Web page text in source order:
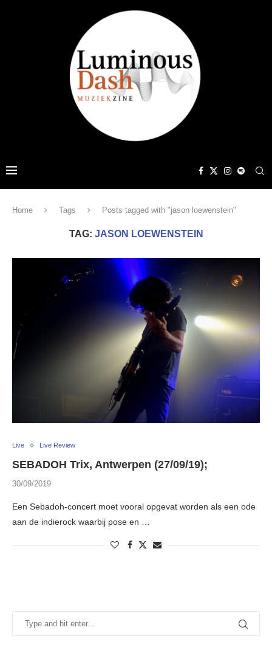
Home Tags Posts tagged with "jason loewenstein"
TAG: JASON LOEWENSTEIN
Live Live Review
SEBADOH Trix, Antwerpen (27/09/19);
30/09/2019
Een Sebadoh-concert moet vooral opgevat worden als een ode
aan de indierock waarbij pose en …